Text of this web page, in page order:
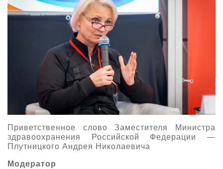
Приветственное слово Заместителя Министра
здравоохранения Российской Федерации —
Плутницкого Андрея Николаевича
Модератор